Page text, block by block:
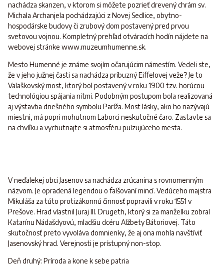
nachádza skanzen, v ktorom si môžete pozrieť drevený chrám sv.
Michala Archanjela pochádzajúci z Novej Sedlice, obytno-
hospodárske budovy či zrubový dom postavený pred prvou
svetovou vojnou. Kompletný prehľad otváracích hodín nájdete na
webovej stránke www.muzeumhumenne.sk.
Mesto Humenné je známe svojím očarujúcim námestím. Vedeli ste,
že v jeho južnej časti sa nachádza príbuzný Eiffelovej veže? Je to
Valaškovský most, ktorý bol postavený v roku 1900 tzv. horúcou
technológiou spájania nitmi. Podobným postupom bola realizovaná
aj výstavba dnešného symbolu Paríža. Most lásky, ako ho nazývajú
miestni, má popri mohutnom Laborci neskutočné čaro. Zastavte sa
na chvíľku a vychutnajte si atmosféru pulzujúceho mesta.
V neďalekej obci Jasenov sa nachádza zrúcanina s rovnomenným
názvom. Je opradená legendou o falšovaní mincí. Vedúceho majstra
Mikuláša za túto protizákonnú činnosť popravili v roku 1551 v
Prešove. Hrad vlastnil Juraj III. Drugeth, ktorý si za manželku zobral
Katarínu Nádašdyovú, mladšiu dcéru Alžbety Bátoriovej. Táto
skutočnosť preto vyvoláva domnienky, že aj ona mohla navštíviť
Jasenovský hrad. Verejnosti je prístupný non-stop.
Deň druhý: Príroda a kone k sebe patria